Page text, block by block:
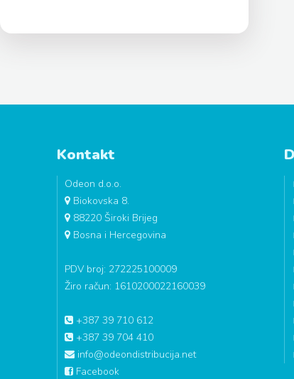
Kontakt
Odeon d.o.o.
Biokovska 8.
88220 Široki Brijeg
Bosna i Hercegovina
PDV broj: 272225100009
Žiro račun: 1610200022160039
+387 39 710 612
+387 39 704 410
info@odeondistribucija.net
Facebook